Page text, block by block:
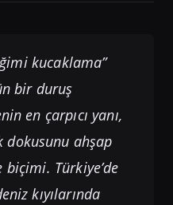
kucaklama”
bir duruş
en çarpıcı yanı,
dokusunu ahşap
biçimi. Türkiye’de
kıyılarında